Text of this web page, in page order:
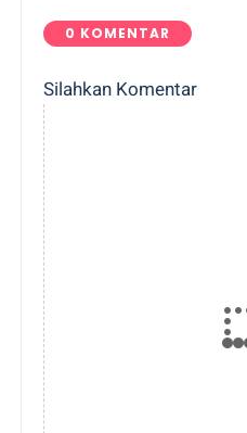
0 KOMENTAR
Silahkan Komentar